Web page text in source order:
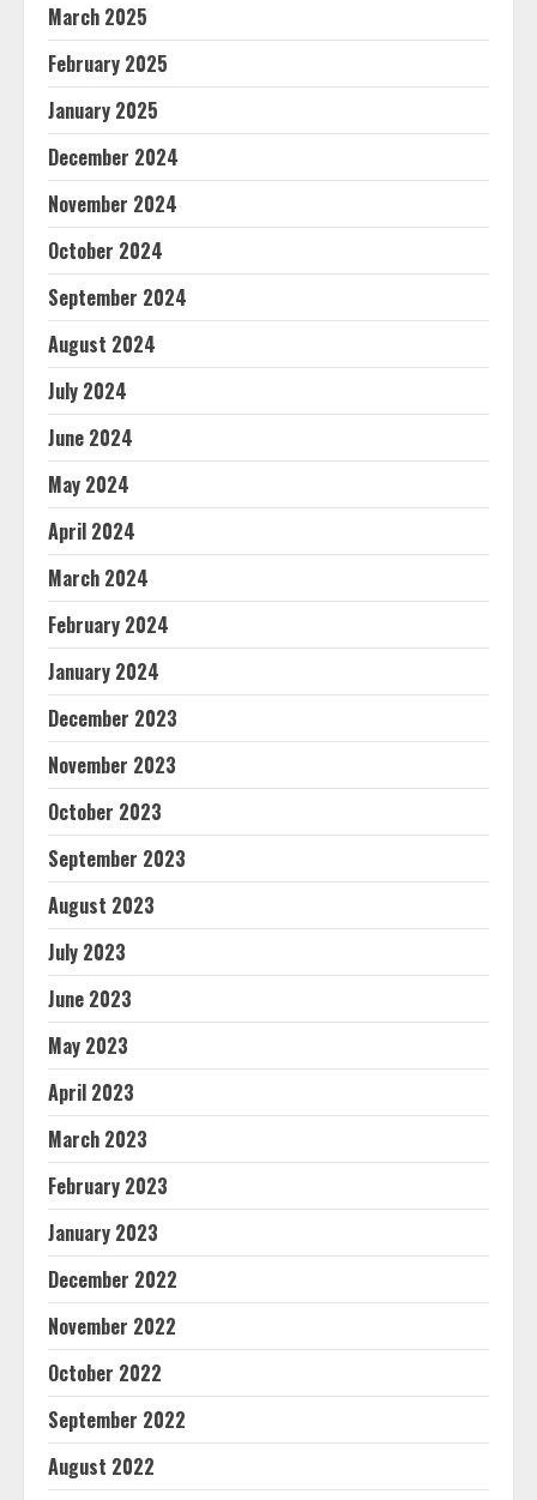
March 2025
February 2025
January 2025
December 2024
November 2024
October 2024
September 2024
August 2024
July 2024
June 2024
May 2024
April 2024
March 2024
February 2024
January 2024
December 2023
November 2023
October 2023
September 2023
August 2023
July 2023
June 2023
May 2023
April 2023
March 2023
February 2023
January 2023
December 2022
November 2022
October 2022
September 2022
August 2022